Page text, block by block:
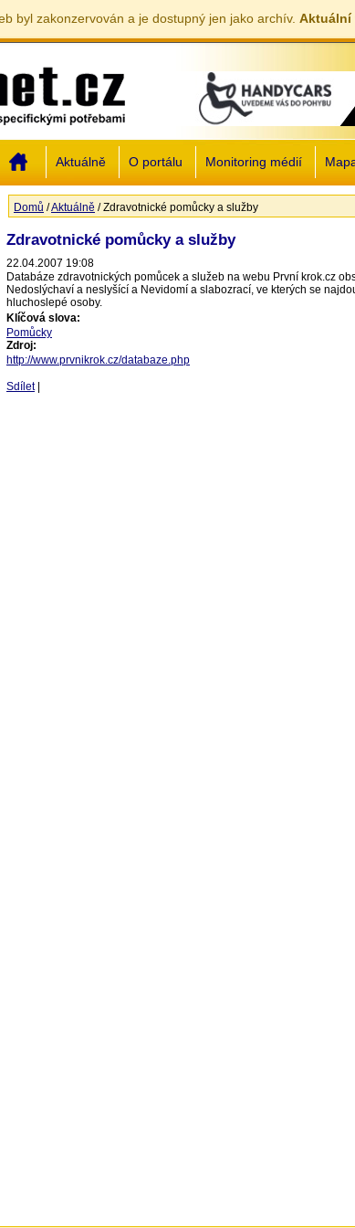
byl zakonzervován a je dostupný jen jako archív. Aktuální
Aktuálně O portálu Monitoring médií
Jste zde
Domů /Aktuálně /Zdravotnické pomůcky a služby
Zdravotnické pomůcky a služby
22.04.2007 19:08
Databáze zdravotnických pomůcek a služeb na webu První krok.cz
Nedoslýchaví a neslyšící a Nevidomí a slabozrací, ve kterých se
hluchoslepé osoby.
Klíčová slova:
Pomůcky
Zdroj:
http://www.prvnikrok.cz/databaze.php
Sdílet